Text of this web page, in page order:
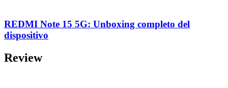
REDMI Note 15 5G: Unboxing completo del
dispositivo
Review